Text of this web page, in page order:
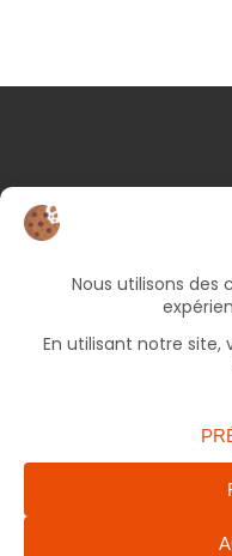
NOS COORDONNÉES
82000 Montauban
05 63 66 49 06
Bureaux ouverts le
mercredi et vendredi